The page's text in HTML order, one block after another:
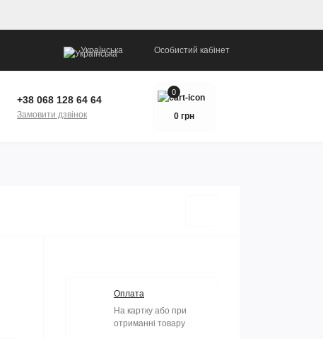
Українська Особистий кабінет
+38 068 128 64 64
Замовити дзвінок
0
0 грн
Оплата
На картку або при
отриманні товару